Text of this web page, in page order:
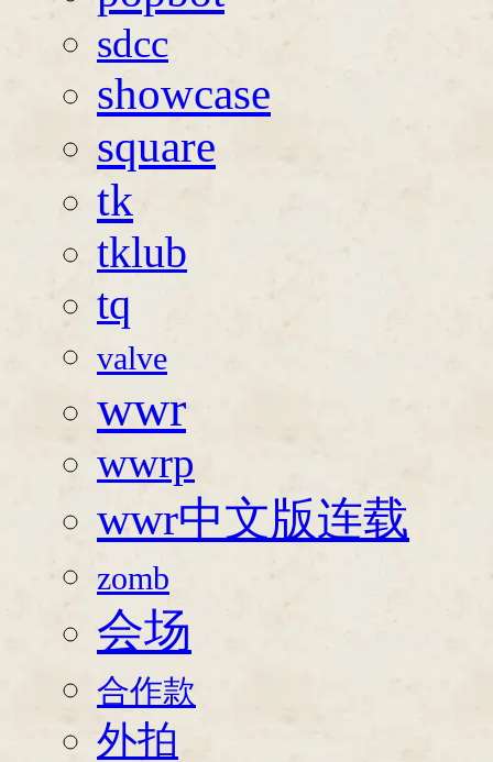
sdcc
showcase
square
tk
tklub
tq
valve
wwr
wwrp
wwr中文版连载
zomb
会场
合作款
外拍